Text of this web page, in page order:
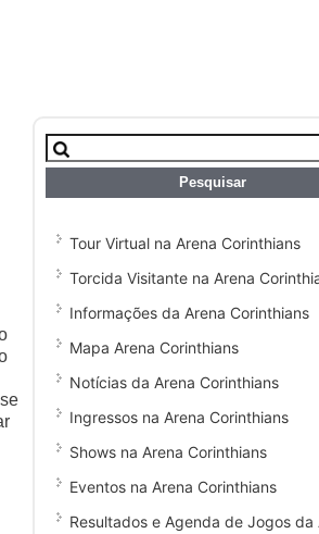
Pesquisar
por:
Tour Virtual na Arena Corinthians
Torcida Visitante na Arena
Informações da Arena Corinthians
Mapa Arena Corinthians
Notícias da Arena Corinthians
Ingressos na Arena Corinthians
Shows na Arena Corinthians
Eventos na Arena Corinthians
Resultados e Agenda de Jogos da